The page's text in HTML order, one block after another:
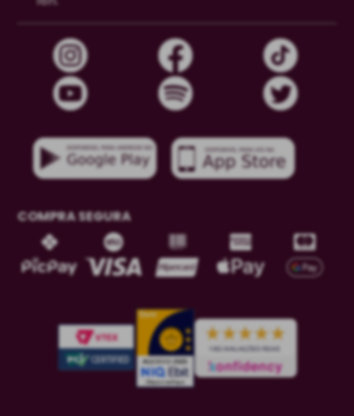
COMPRA SEGURA